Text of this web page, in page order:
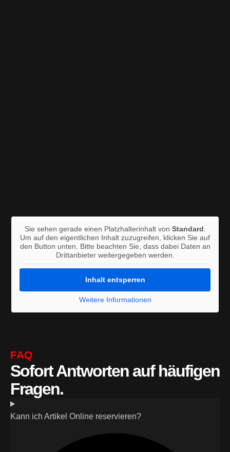
Sie sehen gerade einen Platzhalterinhalt von Standard
Um auf den eigentlichen Inhalt zuzugreifen, klicken Sie auf
den Button unten. Bitte beachten Sie, dass dabei Daten an
Drittanbieter weitergegeben werden.
Inhalt entsperren
Weitere Informationen
FAQ
Sofort Antworten auf häufigen
Fragen.
Kann ich Artikel Online reservieren?